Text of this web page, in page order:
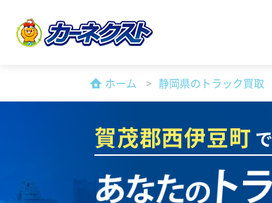
ホーム 静岡県のトラック買取
賀茂郡西伊豆町 で